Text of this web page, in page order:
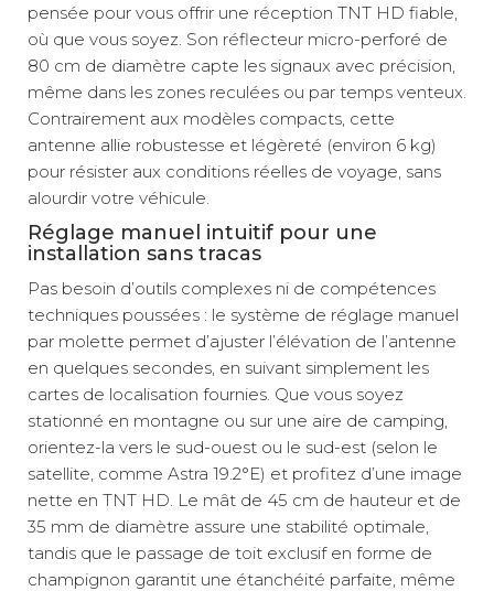
pensée pour vous offrir une réception TNT HD fiable,
où que vous soyez. Son réflecteur micro-perforé de
80 cm de diamètre capte les signaux avec précision,
même dans les zones reculées ou par temps venteux.
Contrairement aux modèles compacts, cette
antenne allie robustesse et légèreté (environ 6 kg)
pour résister aux conditions réelles de voyage, sans
alourdir votre véhicule.
Réglage manuel intuitif pour une
installation sans tracas
Pas besoin d’outils complexes ni de compétences
techniques poussées : le système de réglage manuel
par molette permet d’ajuster l’élévation de l’antenne
en quelques secondes, en suivant simplement les
cartes de localisation fournies. Que vous soyez
stationné en montagne ou sur une aire de camping,
orientez-la vers le sud-ouest ou le sud-est (selon le
satellite, comme Astra 19.2°E) et profitez d’une image
nette en TNT HD. Le mât de 45 cm de hauteur et de
35 mm de diamètre assure une stabilité optimale,
tandis que le passage de toit exclusif en forme de
champignon garantit une étanchéité parfaite, même